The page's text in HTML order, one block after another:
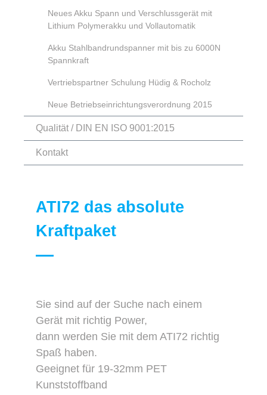
Neues Akku Spann und Verschlussgerät mit
Lithium Polymerakku und Vollautomatik
Akku Stahlbandrundspanner mit bis zu 6000N
Spannkraft
Vertriebspartner Schulung Hüdig & Rocholz
Neue Betriebseinrichtungsverordnung 2015
Qualität / DIN EN ISO 9001:2015
Kontakt
ATI72 das absolute
Kraftpaket
Sie sind auf der Suche nach einem
Gerät mit richtig Power,
dann werden Sie mit dem ATI72 richtig
Spaß haben.
Geeignet für 19-32mm PET
Kunststoffband